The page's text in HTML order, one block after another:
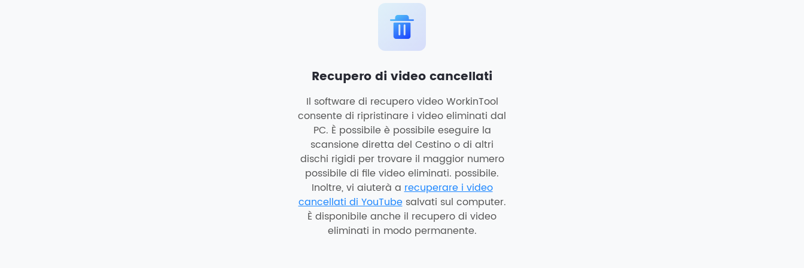
Recupero di video cancellati
Il software di recupero video WorkinTool
consente di ripristinare i video eliminati dal
PC. È possibile è possibile eseguire la
scansione diretta del Cestino o di altri
dischi rigidi per trovare il maggior numero
possibile di file video eliminati. possibile.
Inoltre, vi aiuterà arecuperare i video
cancellati di YouTubesalvati sul computer.
È disponibile anche il recupero di video
eliminati in modo permanente.